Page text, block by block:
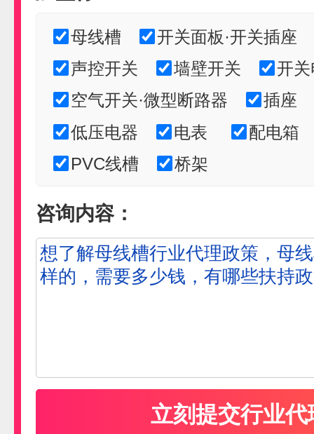
母线槽
开关面板·开关插座
声控开关
墙壁开关
开
空气开关·微型断路器
插座
低压电器
电表
配电箱
PVC线槽
桥架
咨询内容：